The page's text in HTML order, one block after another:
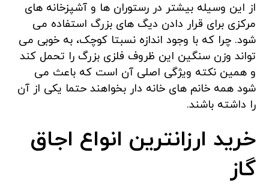
از این وسیله بیشتر در رستوران ها و آشپزخانه های
مرکزی برای قرار دادن دیگ های بزرگ استفاده می
شود. چرا که با وجود اندازه نسبتا کوچک، به خوبی می
تواند وزن سنگین این ظروف فلزی بزرگ را تحمل کند
و همین نکته ویژگی اصلی آن است که باعث می
شود همه خانم های خانه دار بخواهند حتما یکی از آن
را داشته باشند.
خرید ارزانترین انواع اجاق
گاز